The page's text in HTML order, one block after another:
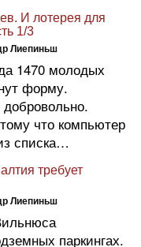
И лотерея для
1/3
Лиепиньш
1470 молодых
форму.
что компьютер
списка…
требует
Лиепиньш
паркингах.